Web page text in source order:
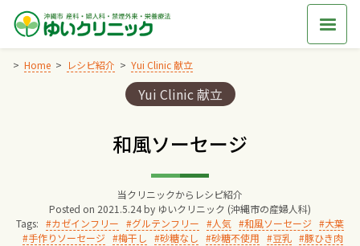
Skip
content
Home レシピ紹介 Yui Clinic 献立
Categories:
Yui Clinic 献立
和風ソーセージ
当クリニックからレシピ紹介
Posted on 2021.5.24by ゆいクリニック (沖縄市の産婦人科)
Tags:
カゼインフリー グルテンフリー 人気 和風ソーセージ
大葉
手作りソーセージ
梅干し 砂糖なし 砂糖不使用 豆乳 豚ひき肉
院長からのごあいさつ